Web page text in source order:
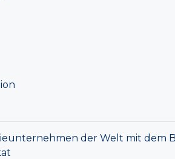
der Welt mit dem